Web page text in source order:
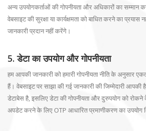
अन्य उपयोगकर्ताओं की गोपनीयता और अधिकारों का
वेबसाइट की सुरक्षा या कार्यक्षमता को बाधित करने का
जानकारी प्रदान नहीं करेंगे।
5. डेटा का उपयोग और गोपनीयता
हम आपकी जानकारी को हमारी गोपनीयता नीति के अनुसार
हैं। वेबसाइट पर साझा की गई जानकारी की जिम्मेदारी
डेटाबेस है, इसलिए डेटा की गोपनीयता और दुरुपयोग को
अपडेट करने के लिए OTP आधारित प्रमाणीकरण का उपयोग